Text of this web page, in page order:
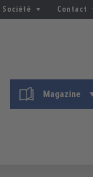
Société Contact
Magazine